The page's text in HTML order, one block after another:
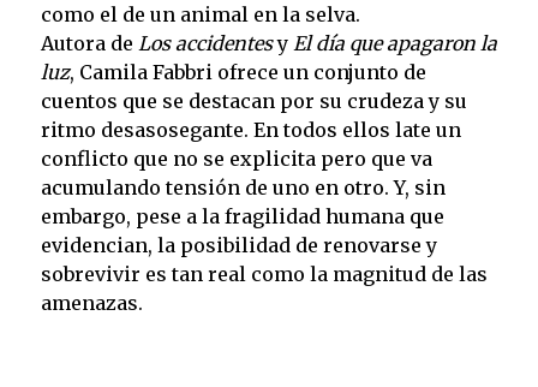
como el de un animal en la selva.
Autora de Los accidentesy El día que apagaron la
luz, Camila Fabbri ofrece un conjunto de
cuentos que se destacan por su crudeza y su
ritmo desasosegante. En todos ellos late un
conflicto que no se explicita pero que va
acumulando tensión de uno en otro. Y, sin
embargo, pese a la fragilidad humana que
evidencian, la posibilidad de renovarse y
sobrevivir es tan real como la magnitud de las
amenazas.